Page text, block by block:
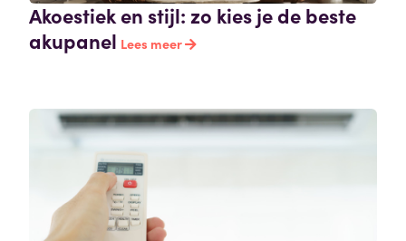
Akoestiek en stijl: zo kies je de beste
akupanel Lees meer